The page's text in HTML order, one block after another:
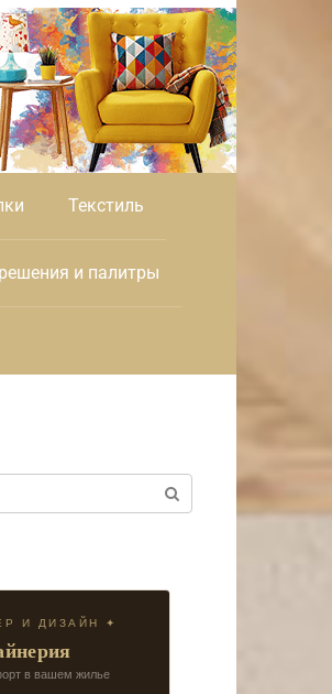
Текстиль
и палитры
И ДИЗАЙН ✦
в вашем жилье